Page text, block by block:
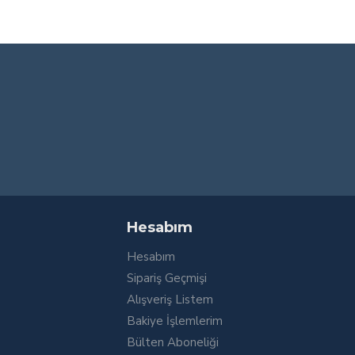
Hesabım
Hesabım
Sipariş Geçmişi
Alışveriş Listem
Bakiye İşlemlerim
Bülten Aboneliği